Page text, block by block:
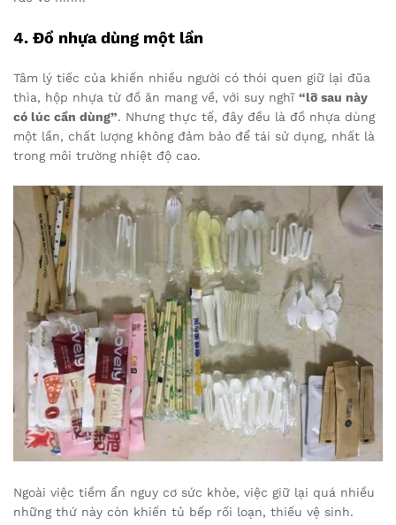
4. Đồ nhựa dùng một lần
Tâm lý tiếc của khiến nhiều người có thói quen giữ lại đũa
thìa, hộp nhựa từ đồ ăn mang về, với suy nghĩ “lỡ sau này
có lúc cần dùng”. Nhưng thực tế, đây đều là đồ nhựa dùng
một lần, chất lượng không đảm bảo để tái sử dụng, nhất là
trong môi trường nhiệt độ cao.
Ngoài việc tiềm ẩn nguy cơ sức khỏe, việc giữ lại quá nhiều
những thứ này còn khiến tủ bếp rối loạn, thiếu vệ sinh.